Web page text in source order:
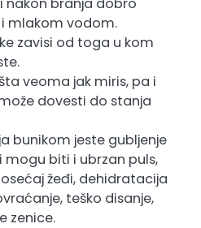
mlakom vodom.
zavisi od toga u kom
veoma jak miris, pa i
dovesti do stanja
bunikom jeste gubljenje
biti i ubrzan puls,
žeđi, dehidratacija
teško disanje,
zenice.